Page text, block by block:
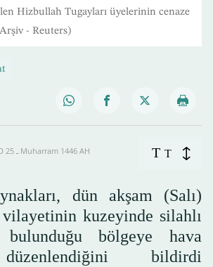
Hizbullah Tugayları üyelerinin cenaze
- Reuters)
09:36-31 Temmuz 2024 AD ـ 25 Muharram 1446 AH T T
dün akşam (Salı)
kuzeyinde silahlı
bölgeye hava
bildirdi